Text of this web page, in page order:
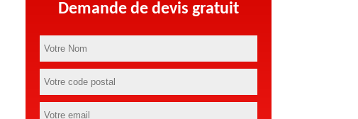
Demande de devis gratuit